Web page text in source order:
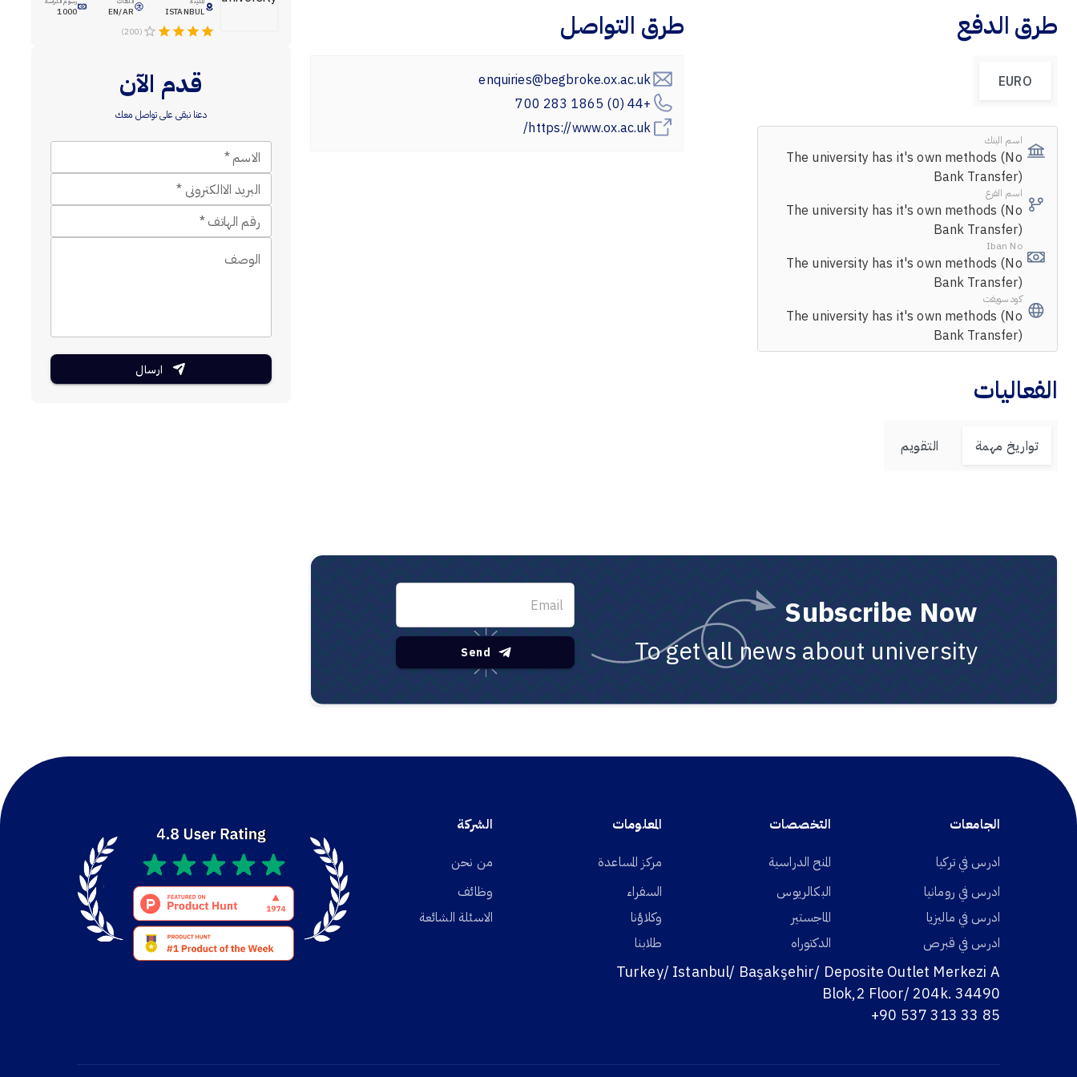
طرق الدفع
EURO
اسم البنك
The university has it's own methods (No
Bank Transfer)
اسم الفرع
The university has it's own methods (No
Bank Transfer)
Iban No
The university has it's own methods (No
Bank Transfer)
كود سويفت
The university has it's own methods (No
Bank Transfer)
طرق التواصل
enquiries@begbroke.ox.ac.uk
+44 (0) 1865 283 700
https://www.ox.ac.uk/
الفعاليات
تواريخ مهمة التقويم
Subscribe Now
To get all news about university
Send
ISTANBUL
EN/AR
1000
(200)
قدم الآن
دعنا نبقى على تواصل معك
الاسم *
البريد الاالكترونى *
رقم الهاتف *
الوصف
ارسال
الجامعات
ادرس في تركيا
ادرس في رومانيا
ادرس في ماليزيا
ادرس في قبرص
التخصصات
المنح الدراسية
البكالريوس
الماجستير
الدكتوراه
المعلومات
مركز المساعدة
السفراء
وكلاؤنا
طلابنا
الشركة
من نحن
وظائف
الاسئلة الشائعة
Turkey/ Istanbul/ Başakşehir/ Deposite Outlet Merkezi A
Blok,2 Floor/ 204k. 34490
+90 537 313 33 85